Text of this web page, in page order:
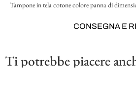
CONSEGNA E
Tampone in tela cotone colore panna di
Ti potrebbe piacere